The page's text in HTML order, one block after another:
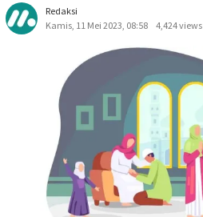
Redaksi
Kamis, 11 Mei 2023, 08:58
4,424 views